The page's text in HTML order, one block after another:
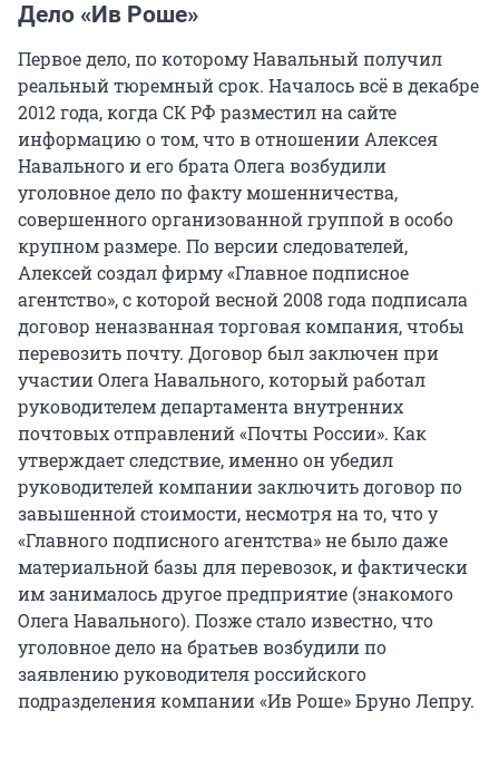
Дело «Ив Роше»
Первое дело, по которому Навальный получил
реальный тюремный срок. Началось всё в декабре
2012 года, когда СК РФ разместил на сайте
информацию о том, что в отношении Алексея
Навального и его брата Олега возбудили
уголовное дело по факту мошенничества,
совершенного организованной группой в особо
крупном размере. По версии следователей,
Алексей создал фирму «Главное подписное
агентство», с которой весной 2008 года подписала
договор неназванная торговая компания, чтобы
перевозить почту. Договор был заключен при
участии Олега Навального, который работал
руководителем департамента внутренних
почтовых отправлений «Почты России». Как
утверждает следствие, именно он убедил
руководителей компании заключить договор по
завышенной стоимости, несмотря на то, что у
«Главного подписного агентства» не было даже
материальной базы для перевозок, и фактически
им занималось другое предприятие (знакомого
Олега Навального). Позже стало известно, что
уголовное дело на братьев возбудили по
заявлению руководителя российского
подразделения компании «Ив Роше» Бруно Лепру.